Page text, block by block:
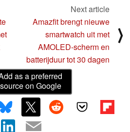
Next article
Amazfit brengt nieuwe
smartwatch uit met
AMOLED-scherm en
batterijduur tot 30 dagen
⟩
as a preferred
source on Google